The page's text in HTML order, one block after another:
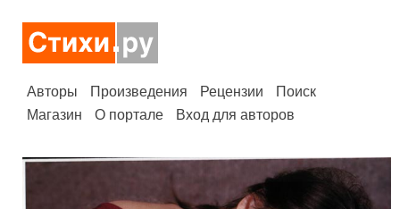
Авторы Произведения Рецензии
Поиск
Магазин
О портале Вход для авторов